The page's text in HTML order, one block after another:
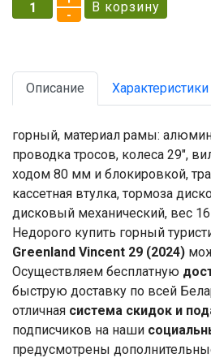
Описание Характеристики
горный, материал рамы:
проводка тросов, колеса 29",
ходом 80 мм и блокировкой,
кассетная втулка, тормоза
дисковый механический, вес 16
Недорого купить горный
Greenland Vincent 29 (2024)
Осуществляем бесплатную
быструю доставку по всей
отличная система скидок и
подписчиков на наши
предусмотрены